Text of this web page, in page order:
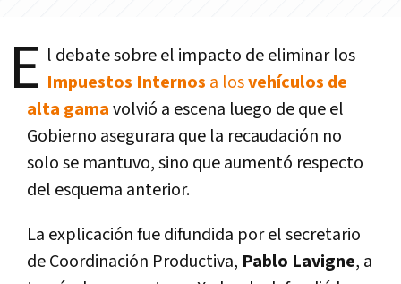
E l debate sobre el impacto de eliminar los
Impuestos Internos a losvehículos de
alta gamavolvió a escena luego de que el
Gobierno asegurara que la recaudación no
solo se mantuvo, sino que aumentó respecto
del esquema anterior.
La explicación fue difundida por el secretario
de Coordinación Productiva, Pablo Lavigne, a